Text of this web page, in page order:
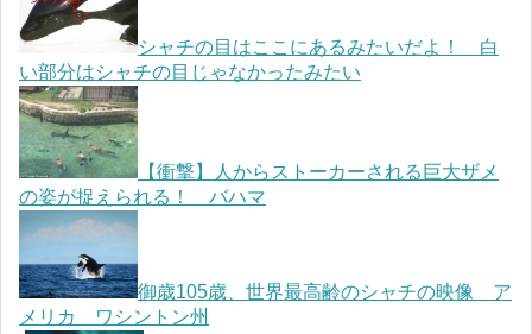
シャチの目はここにあるみたいだよ！ 白
い部分はシャチの目じゃなかったみたい
【衝撃】人からストーカーされる巨大ザメ
の姿が捉えられる！ バハマ
御歳105歳、世界最高齢のシャチの映像 ア
メリカ ワシントン州